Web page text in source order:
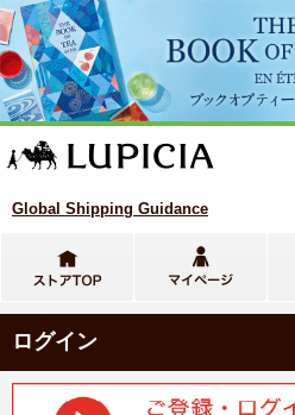
Global Shipping Guidance
ログイン